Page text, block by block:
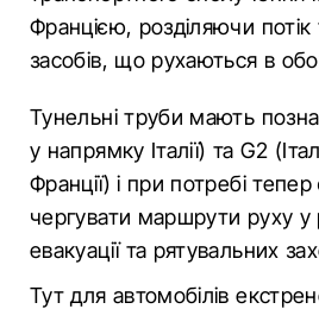
Францією, розділяючи
засобів, що рухаються в
Тунельні труби мають
у напрямку Італії) та G2
Франції) і при потребі
чергувати маршрути руху у
евакуації та рятувальних
Тут для автомобілів